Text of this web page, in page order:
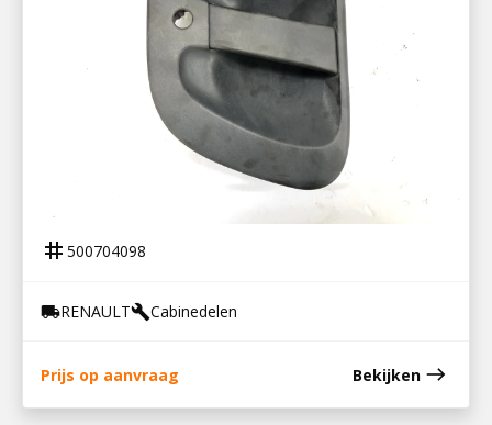
DEURHANDGREEP LINKS PREMIUM
tag 500704098
local_shippingRENAULTbuildCabinedelen
Prijs op aanvraag Bekijken east